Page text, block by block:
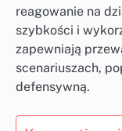
reagowanie na
szybkości i
zapewniają
scenariuszach,
defensywną.